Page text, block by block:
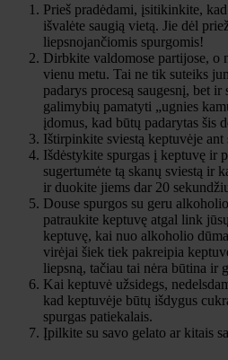
Prieš pradėdami, įsitikinkite,
išvalėte saugią vietą. Jie dėl
liepsnojančiomis spurgomis!
Dirbkite valdomose partijose, o
vienu metu. Tai ne tik suteiks
padarys procesą saugesnį, bet
galimybių pamatyti „ugnies
įdomus, kad būtų padarytas šis
Ištirpinkite sviestą keptuvėje ant
Išdėstykite spurgas į keptuvę ir
sugertumėte tą skanų sviestą ir
ir duokite jiems dar 20
Douse spurgos su geru
patraukite keptuvę atgal link
keptuvę, kai nuo alkoholio
virėjai šiek tiek pakreipia
liepsną, tačiau tai nėra būtina
Kai keptuvė užsidegs,
kad keptuvėje būtų išdygus
spurgas patiekalais.
Įpilkite su savo gelato ar kitais